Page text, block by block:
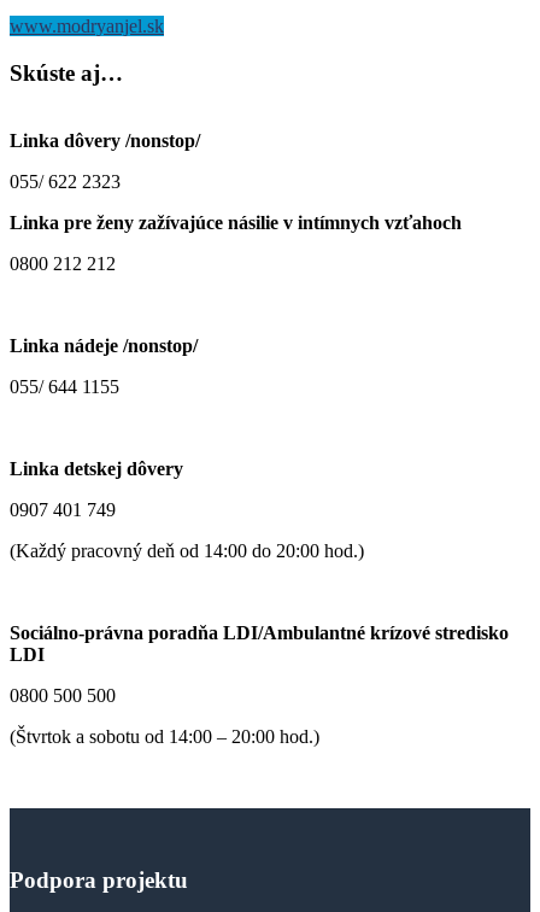
www.modryanjel.sk
Skúste aj…
Linka dôvery /nonstop/
055/ 622 2323
Linka pre ženy zažívajúce násilie v intímnych vzťahoch
0800 212 212
Linka nádeje /nonstop/
055/ 644 1155
Linka detskej dôvery
0907 401 749
(Každý pracovný deň od 14:00 do 20:00 hod.)
Sociálno-právna poradňa LDI/Ambulantné krízové stredisko
LDI
0800 500 500
(Štvrtok a sobotu od 14:00 – 20:00 hod.)
Podpora projektu